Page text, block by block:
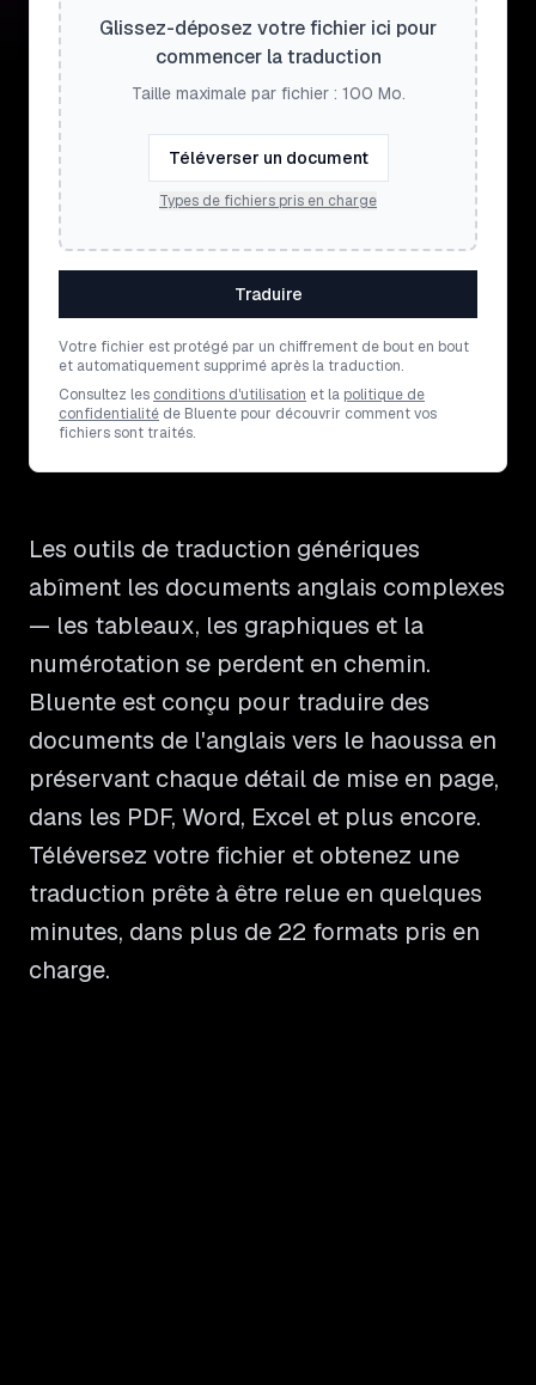
Glissez-déposez votre fichier ici pour
commencer la traduction
Taille maximale par fichier : 100 Mo.
Téléverser un document
Types de fichiers pris en charge
Traduire
Votre fichier est protégé par un chiffrement de bout en bout
et automatiquement supprimé après la traduction.
Consultez les conditions d'utilisation et la politique de
confidentialité de Bluente pour découvrir comment vos
fichiers sont traités.
Les outils de traduction génériques
abîment les documents anglais complexes
— les tableaux, les graphiques et la
numérotation se perdent en chemin.
Bluente est conçu pour traduire des
documents de l'anglais vers le haoussa en
préservant chaque détail de mise en page,
dans les PDF, Word, Excel et plus encore.
Téléversez votre fichier et obtenez une
traduction prête à être relue en quelques
minutes, dans plus de 22 formats pris en
charge.